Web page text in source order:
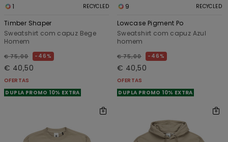
1 RECYCLED
Timber Shaper
Sweatshirt com capuz Bege
Homem
€ 75,00 46%
€ 40,50
OFERTAS
DUPLA PROMO 10% EXTRA
9 RECYCLED
Lowcase Pigment Po
Sweatshirt com capuz Azul
homem
€ 75,00 46%
€ 40,50
OFERTAS
DUPLA PROMO 10% EXTRA